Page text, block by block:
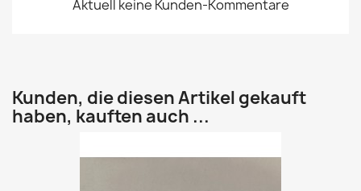
Aktuell keine Kunden-Kommentare
Kunden, die diesen Artikel gekauft
haben, kauften auch ...